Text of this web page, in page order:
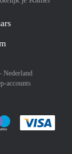
Nederland
accounts
af met Paypal
gemakkelijk af met
Je rekent